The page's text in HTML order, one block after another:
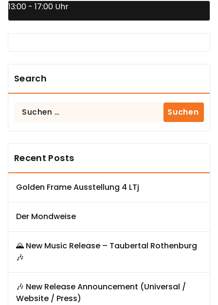
13:00 - 17:00 Uhr
Search
Suchen
Recent Posts
Golden Frame Ausstellung 4 LTj
Der Mondweise
🌄 New Music Release – Taubertal Rothenburg
🎶
🎶 New Release Announcement (Universal /
Website / Press)